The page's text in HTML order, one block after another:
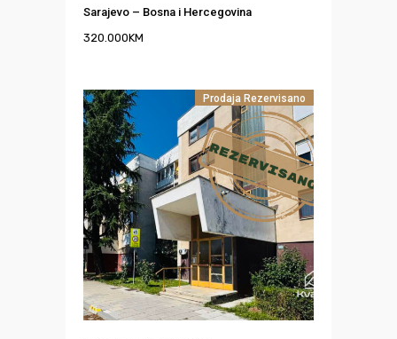
Sarajevo – Bosna i Hercegovina
320.000KM
Prodaja Rezervisano